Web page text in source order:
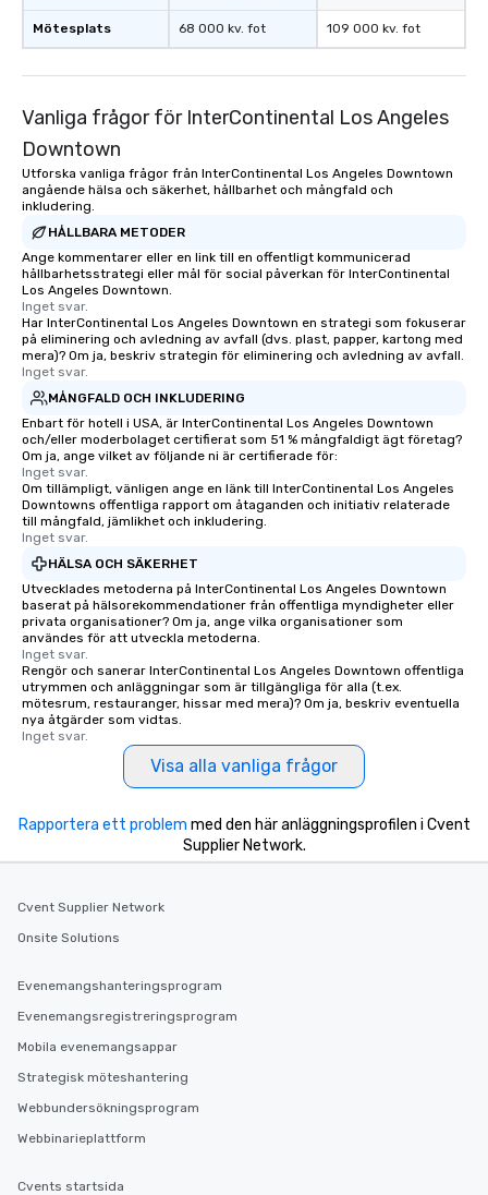
Mötesplats 68 000 kv. fot 109 000 kv. fot
Vanliga frågor för InterContinental Los Angeles
Downtown
Utforska vanliga frågor från InterContinental Los Angeles Downtown
angående hälsa och säkerhet, hållbarhet och mångfald och
inkludering.
HÅLLBARA METODER
Ange kommentarer eller en link till en offentligt kommunicerad
hållbarhetsstrategi eller mål för social påverkan för InterContinental
Los Angeles Downtown.
Inget svar.
Har InterContinental Los Angeles Downtown en strategi som fokuserar
på eliminering och avledning av avfall (dvs. plast, papper, kartong med
mera)? Om ja, beskriv strategin för eliminering och avledning av avfall.
Inget svar.
MÅNGFALD OCH INKLUDERING
Enbart för hotell i USA, är InterContinental Los Angeles Downtown
och/eller moderbolaget certifierat som 51 % mångfaldigt ägt företag?
Om ja, ange vilket av följande ni är certifierade för:
Inget svar.
Om tillämpligt, vänligen ange en länk till InterContinental Los Angeles
Downtowns offentliga rapport om åtaganden och initiativ relaterade
till mångfald, jämlikhet och inkludering.
Inget svar.
HÄLSA OCH SÄKERHET
Utvecklades metoderna på InterContinental Los Angeles Downtown
baserat på hälsorekommendationer från offentliga myndigheter eller
privata organisationer? Om ja, ange vilka organisationer som
användes för att utveckla metoderna.
Inget svar.
Rengör och sanerar InterContinental Los Angeles Downtown offentliga
utrymmen och anläggningar som är tillgängliga för alla (t.ex.
mötesrum, restauranger, hissar med mera)? Om ja, beskriv eventuella
nya åtgärder som vidtas.
Inget svar.
Visa alla vanliga frågor
Rapportera ett problem med den här anläggningsprofilen i Cvent
Supplier Network.
Cvent Supplier Network
Onsite Solutions
Evenemangshanteringsprogram
Evenemangsregistreringsprogram
Mobila evenemangsappar
Strategisk möteshantering
Webbundersökningsprogram
Webbinarieplattform
Cvents startsida